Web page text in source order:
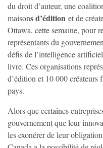
du droit d’auteur, une
maisons d’édition et de
Ottawa, cette semaine, pour
représentants du
défis de l’intelligence
livre. Ces organisations
d’édition et 10 000 créateurs
pays.
Alors que certaines
gouvernement que leur
les exonérer de leur